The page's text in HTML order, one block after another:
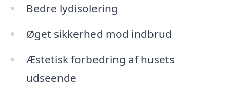
Bedre lydisolering
Øget sikkerhed mod indbrud
Æstetisk forbedring af husets
udseende